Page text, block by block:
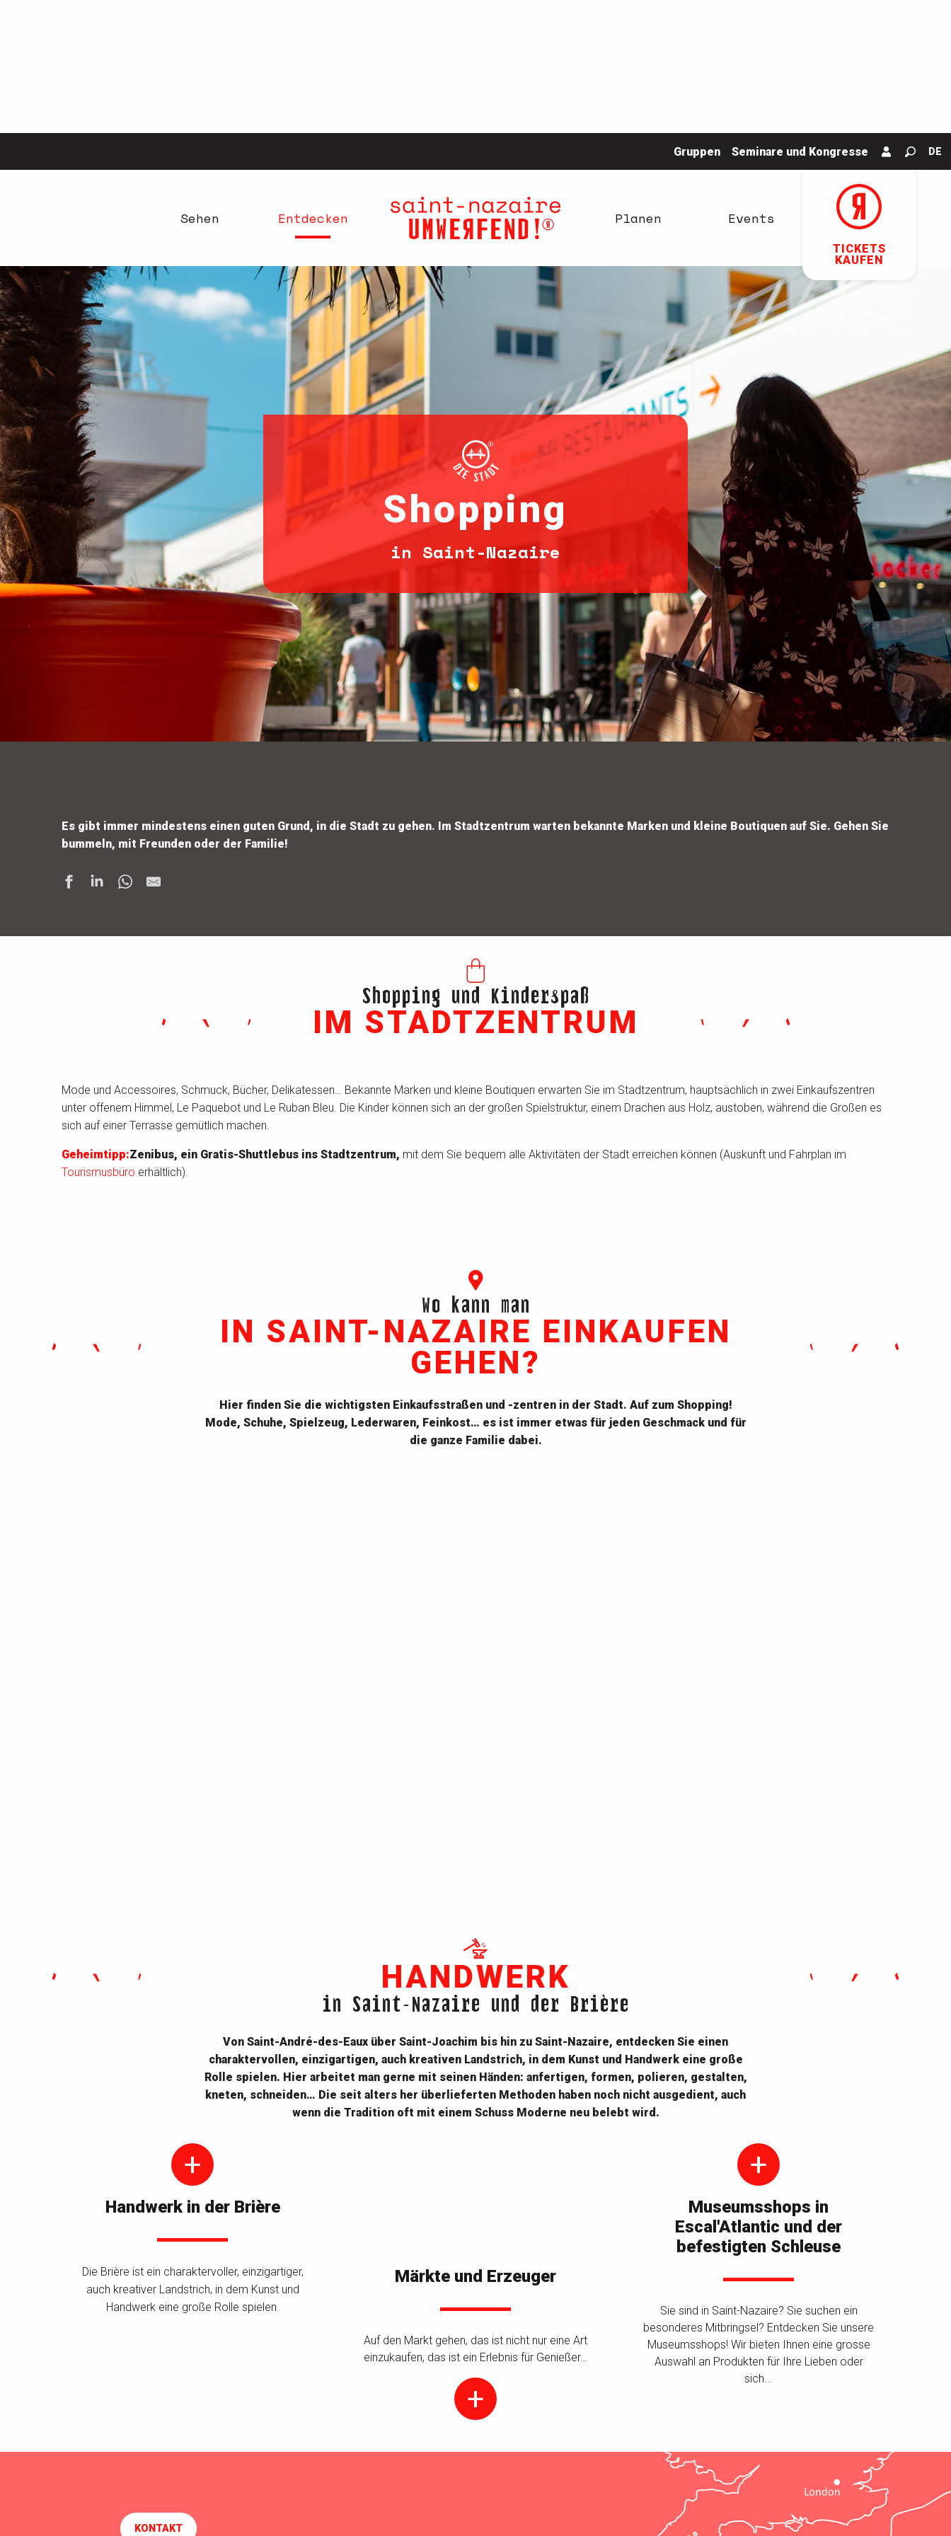
Gruppen Seminare und Kongresse
Suche
DE
TICKETS
KAUFEN
Sehen Entdecken Planen Events
Shopping
in Saint-Nazaire
Es gibt immer mindestens einen guten Grund, in die Stadt zu gehen. Im Stadtzentrum warten bekannte Marken und kleine Boutiquen auf Sie. Gehen Sie
bummeln, mit Freunden oder der Familie!
Shopping und Kinderspaß
IM STADTZENTRUM
Mode und Accessoires, Schmuck, Bücher, Delikatessen… Bekannte Marken und kleine Boutiquen erwarten Sie im Stadtzentrum, hauptsächlich in zwei Einkaufszentren
unter offenem Himmel, Le Paquebot und Le Ruban Bleu. Die Kinder können sich an der großen Spielstruktur, einem Drachen aus Holz, austoben, während die Großen es
sich auf einer Terrasse gemütlich machen.
Geheimtipp:Zenibus, ein Gratis-Shuttlebus ins Stadtzentrum, mit dem Sie bequem alle Aktivitäten der Stadt erreichen können (Auskunft und Fahrplan im
Tourismusbüro erhältlich).
Wo kann man
IN SAINT-NAZAIRE EINKAUFEN
GEHEN?
Hier finden Sie die wichtigsten Einkaufsstraßen und -zentren in der Stadt. Auf zum Shopping!
Mode, Schuhe, Spielzeug, Lederwaren, Feinkost… es ist immer etwas für jeden Geschmack und für
die ganze Familie dabei.
HANDWERK
in Saint-Nazaire und der Brière
Von Saint-André-des-Eaux über Saint-Joachim bis hin zu Saint-Nazaire, entdecken Sie einen
charaktervollen, einzigartigen, auch kreativen Landstrich, in dem Kunst und Handwerk eine große
Rolle spielen. Hier arbeitet man gerne mit seinen Händen: anfertigen, formen, polieren, gestalten,
kneten, schneiden… Die seit alters her überlieferten Methoden haben noch nicht ausgedient, auch
wenn die Tradition oft mit einem Schuss Moderne neu belebt wird.
Handwerk in der Brière
Die Brière ist ein charaktervoller, einzigartiger,
auch kreativer Landstrich, in dem Kunst und
Handwerk eine große Rolle spielen.
Märkte und Erzeuger
Auf den Markt gehen, das ist nicht nur eine Art
einzukaufen, das ist ein Erlebnis für Genießer…
Museumsshops in
Escal'Atlantic und der
befestigten Schleuse
Sie sind in Saint-Nazaire? Sie suchen ein
besonderes Mitbringsel? Entdecken Sie unsere
Museumsshops! Wir bieten Ihnen eine grosse
Auswahl an Produkten für Ihre Lieben oder
sich...
KONTAKT